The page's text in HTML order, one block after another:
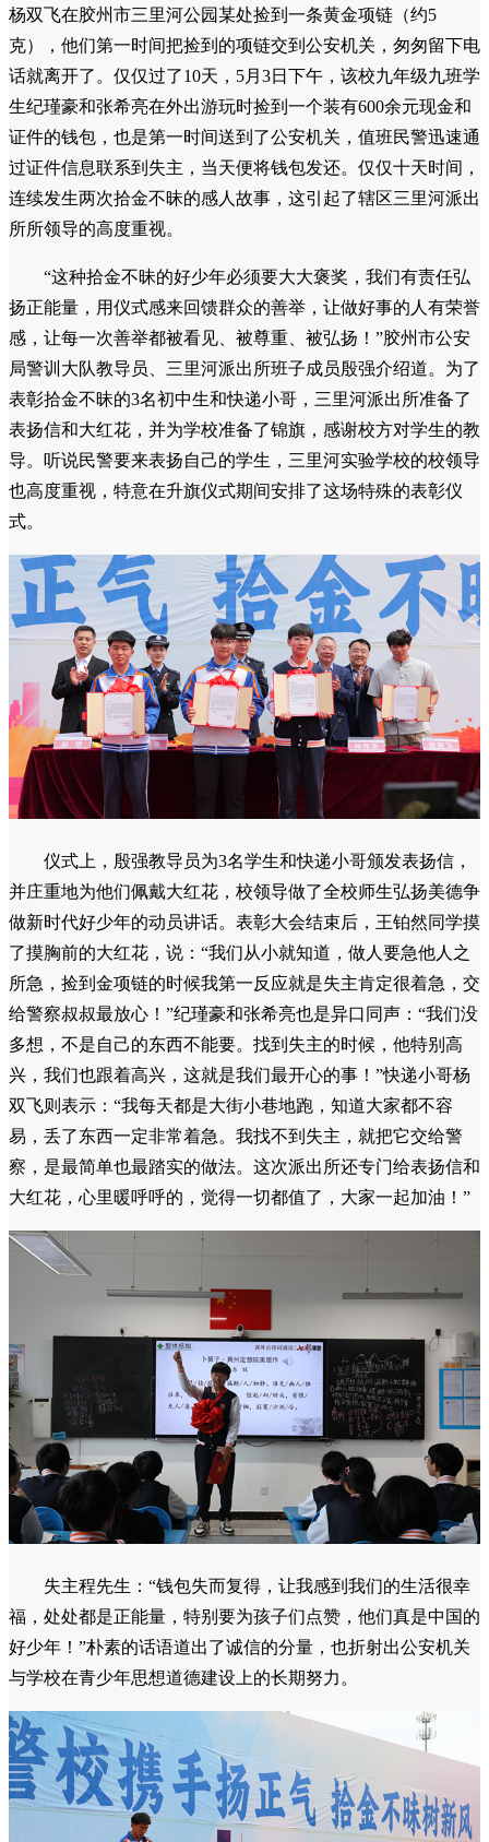
杨双飞在胶州市三里河公园某处捡到一条黄金项链（约5
克），他们第一时间把捡到的项链交到公安机关，匆匆留下电
话就离开了。仅仅过了10天，5月3日下午，该校九年级九班学
生纪瑾豪和张希亮在外出游玩时捡到一个装有600余元现金和
证件的钱包，也是第一时间送到了公安机关，值班民警迅速通
过证件信息联系到失主，当天便将钱包发还。仅仅十天时间，
连续发生两次拾金不昧的感人故事，这引起了辖区三里河派出
所所领导的高度重视。
“这种拾金不昧的好少年必须要大大褒奖，我们有责任弘
扬正能量，用仪式感来回馈群众的善举，让做好事的人有荣誉
感，让每一次善举都被看见、被尊重、被弘扬！”胶州市公安
局警训大队教导员、三里河派出所班子成员殷强介绍道。为了
表彰拾金不昧的3名初中生和快递小哥，三里河派出所准备了
表扬信和大红花，并为学校准备了锦旗，感谢校方对学生的教
导。听说民警要来表扬自己的学生，三里河实验学校的校领导
也高度重视，特意在升旗仪式期间安排了这场特殊的表彰仪
式。
仪式上，殷强教导员为3名学生和快递小哥颁发表扬信，
并庄重地为他们佩戴大红花，校领导做了全校师生弘扬美德争
做新时代好少年的动员讲话。表彰大会结束后，王铂然同学摸
了摸胸前的大红花，说：“我们从小就知道，做人要急他人之
所急，捡到金项链的时候我第一反应就是失主肯定很着急，交
给警察叔叔最放心！”纪瑾豪和张希亮也是异口同声：“我们没
多想，不是自己的东西不能要。找到失主的时候，他特别高
兴，我们也跟着高兴，这就是我们最开心的事！”快递小哥杨
双飞则表示：“我每天都是大街小巷地跑，知道大家都不容
易，丢了东西一定非常着急。我找不到失主，就把它交给警
察，是最简单也最踏实的做法。这次派出所还专门给表扬信和
大红花，心里暖呼呼的，觉得一切都值了，大家一起加油！”
失主程先生：“钱包失而复得，让我感到我们的生活很幸
福，处处都是正能量，特别要为孩子们点赞，他们真是中国的
好少年！”朴素的话语道出了诚信的分量，也折射出公安机关
与学校在青少年思想道德建设上的长期努力。